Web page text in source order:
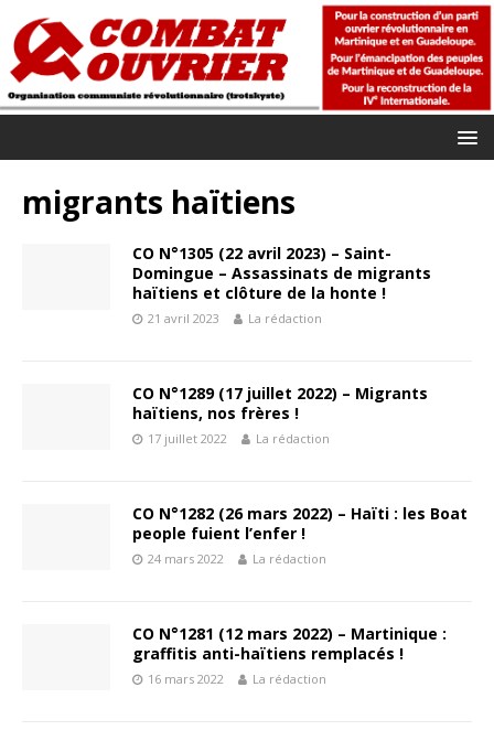
migrants haïtiens
CO N°1305 (22 avril 2023) – Saint-
Domingue – Assassinats de migrants
haïtiens et clôture de la honte !
21 avril 2023 La rédaction
CO N°1289 (17 juillet 2022) – Migrants
haïtiens, nos frères !
17 juillet 2022 La rédaction
CO N°1282 (26 mars 2022) – Haïti : les Boat
people fuient l’enfer !
24 mars 2022 La rédaction
CO N°1281 (12 mars 2022) – Martinique :
graffitis anti-haïtiens remplacés !
16 mars 2022 La rédaction